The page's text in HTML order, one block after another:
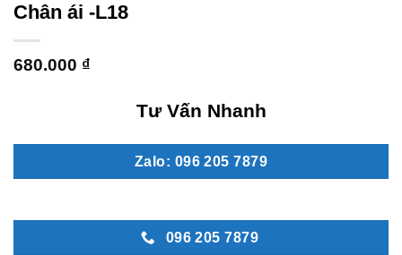
Chân ái -L18
680.000 ₫
Tư Vấn Nhanh
Zalo: 096 205 7879
096 205 7879